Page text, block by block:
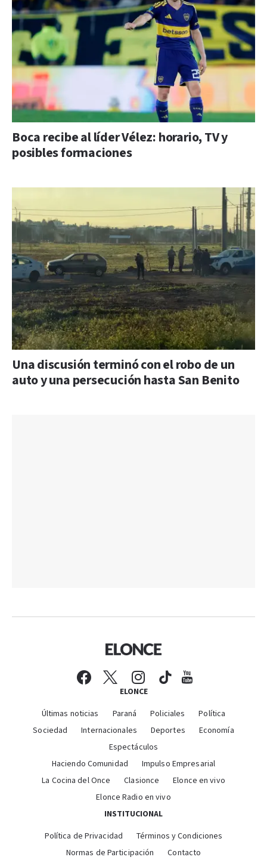
Boca recibe al líder Vélez: horario, TV y
posibles formaciones
Una discusión terminó con el robo de un
auto y una persecución hasta San Benito
ELONCE
Últimas noticias Paraná Policiales
Política
Sociedad
Internacionales Deportes
Economía
Espectáculos
Haciendo Comunidad
Impulso Empresarial
La Cocina del Once
Clasionce
Elonce en vivo
Elonce Radio en vivo
INSTITUCIONAL
Política de Privacidad
Términos y Condiciones
Normas de Participación
Contacto